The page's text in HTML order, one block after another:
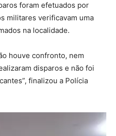
foram efetuados por
militares verificavam uma
na localidade.
houve confronto, nem
disparos e não foi
finalizou a Polícia